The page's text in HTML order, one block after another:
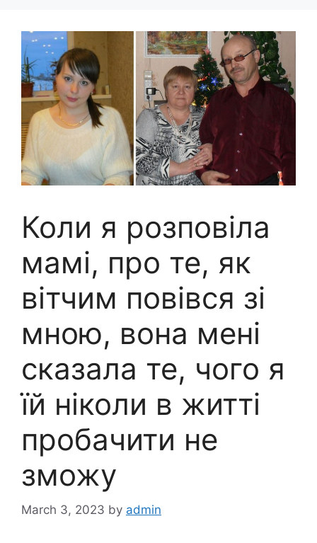
Коли я розповіла
мамі, про те, як
вітчим повівся зі
мною, вона мені
сказала те, чого я
їй ніколи в житті
пробачити не
зможу
March 3, 2023 by admin